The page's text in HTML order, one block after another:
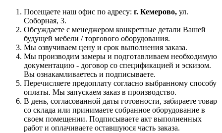
Посещаете наш офис по адресу: г. Кемерово, ул.
Соборная, 3.
Обсуждаете с менеджером конкретные детали Вашей
будущей мебели / торгового оборудования.
Мы озвучиваем цену и срок выполнения заказа.
Мы производим замеры и подготавливаем необходимую
документацию - договор со спецификацией и эскизом.
Вы ознакамливаетесь и подписываете.
Перечисляете предоплату согласно выбранному способу
оплаты. Мы запускаем заказ в производство.
В день, согласованной даты готовности, забираете товар
со склада или принимаете собранное оборудование в
своем помещении. Подписываете акт выполненных
работ и оплачиваете оставшуюся часть заказа.